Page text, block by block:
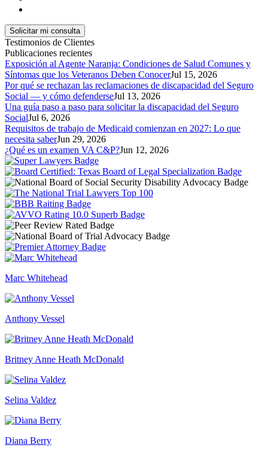
Testimonios de Clientes
Publicaciones recientes
Exposición al Agente Naranja: Condiciones de Salud Comunes y
Síntomas que los Veteranos Deben ConocerJul 15, 2026
Por qué se rechazan las reclamaciones de discapacidad del Seguro
Social — y cómo defenderseJul 13, 2026
Una guía paso a paso para solicitar la discapacidad del Seguro
SocialJul 6, 2026
Requisitos de trabajo de Medicaid comienzan en 2027: Lo que
necesita saberJun 29, 2026
¿Qué es un examen VA C&P?Jun 12, 2026
Marc Whitehead
Anthony Vessel
Britney Anne Heath McDonald
Selina Valdez
Diana Berry